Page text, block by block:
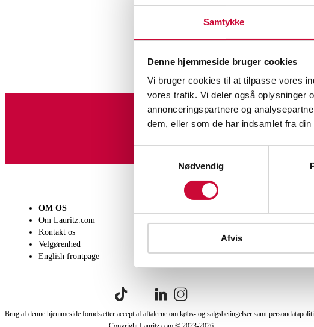
Samtykke
Denne hjemmeside bruger cookies
Vi bruger cookies til at tilpasse vores
vores trafik. Vi deler også oplysninger
annonceringspartnere og
dem, eller som de har indsamlet fra
Nødvendig
Afvis
Tilmeld dig vores nyhedsbrev og
OM OS
Om Lauritz.com
Kontakt os
Velgørenhed
English frontpage
Købsvilkår
Brug af denne hjemmeside forudsætter accept af aftalerne om købs- og salgsbetingelser samt